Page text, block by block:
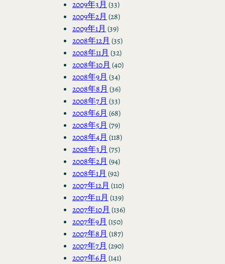
2009年3月 (33)
2009年2月 (28)
2009年1月 (39)
2008年12月 (35)
2008年11月 (32)
2008年10月 (40)
2008年9月 (34)
2008年8月 (36)
2008年7月 (33)
2008年6月 (68)
2008年5月 (79)
2008年4月 (118)
2008年3月 (75)
2008年2月 (94)
2008年1月 (92)
2007年12月 (110)
2007年11月 (139)
2007年10月 (136)
2007年9月 (150)
2007年8月 (187)
2007年7月 (290)
2007年6月 (141)